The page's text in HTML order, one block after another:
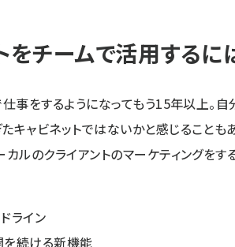
をチームで活用するに
事をするようになってもう15年以上。
キャビネットではないかと感じることも
カルのクライアントのマーケティングを
ライン
続ける新機能